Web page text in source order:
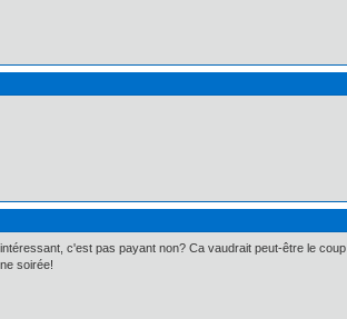
c'est pas payant non? Ca vaudrait peut-être le coup
soirée!